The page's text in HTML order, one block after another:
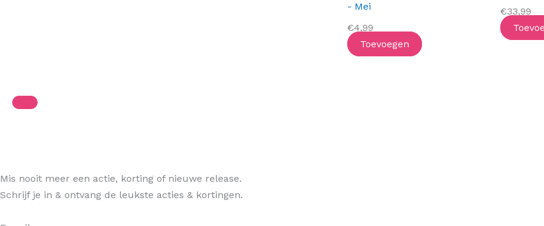
- Mei
€4,99
Toevoegen
€33,99
Mis nooit meer een actie, korting of nieuwe release.
Schrijf je in & ontvang de leukste acties & kortingen.